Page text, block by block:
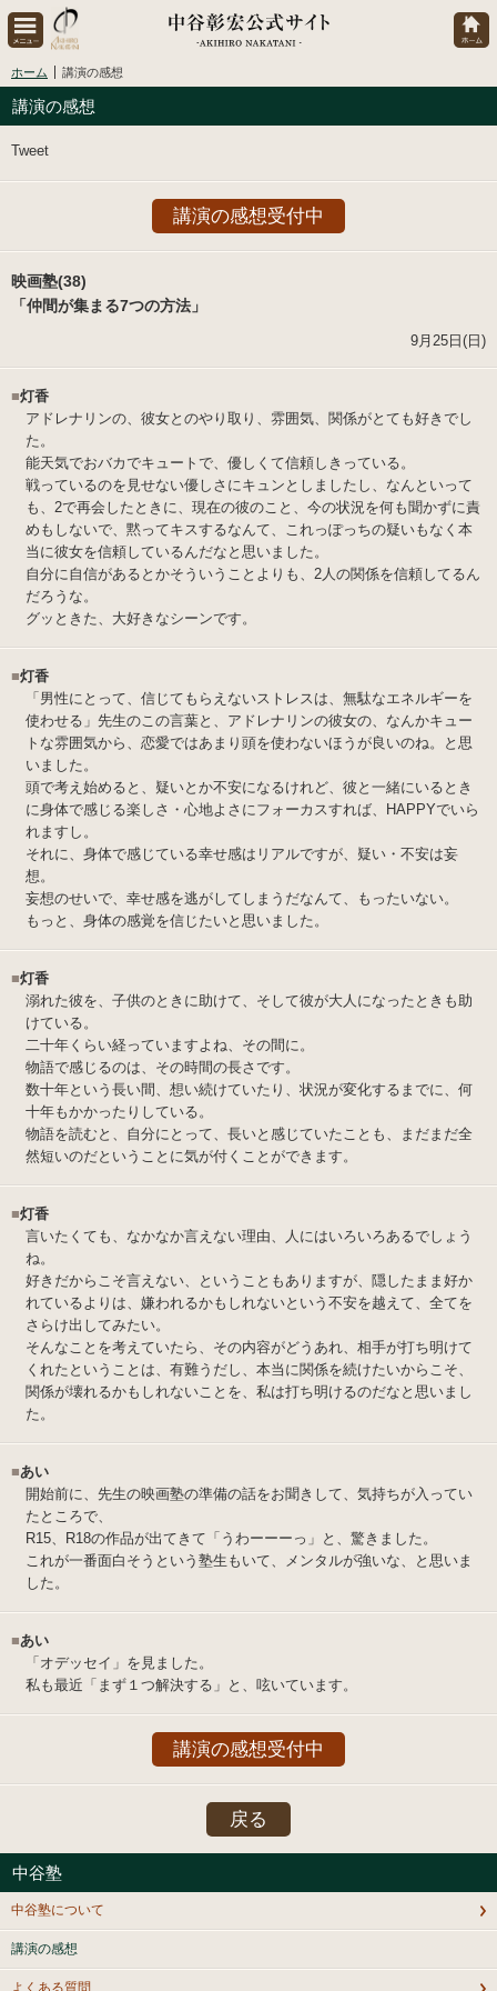
ホーム 講演の感想
講演の感想
Tweet
講演の感想受付中
映画塾(38)
「仲間が集まる7つの方法」
9月25日(日)
■灯香
アドレナリンの、彼女とのやり取り、雰囲気、関係がとても好きでし
た。
能天気でおバカでキュートで、優しくて信頼しきっている。
戦っているのを見せない優しさにキュンとしましたし、なんといって
も、2で再会したときに、現在の彼のこと、今の状況を何も聞かずに責
めもしないで、黙ってキスするなんて、これっぽっちの疑いもなく本
当に彼女を信頼しているんだなと思いました。
自分に自信があるとかそういうことよりも、2人の関係を信頼してるん
だろうな。
グッときた、大好きなシーンです。
■灯香
「男性にとって、信じてもらえないストレスは、無駄なエネルギーを
使わせる」先生のこの言葉と、アドレナリンの彼女の、なんかキュー
トな雰囲気から、恋愛ではあまり頭を使わないほうが良いのね。と思
いました。
頭で考え始めると、疑いとか不安になるけれど、彼と一緒にいるとき
に身体で感じる楽しさ・心地よさにフォーカスすれば、HAPPYでいら
れますし。
それに、身体で感じている幸せ感はリアルですが、疑い・不安は妄
想。
妄想のせいで、幸せ感を逃がしてしまうだなんて、もったいない。
もっと、身体の感覚を信じたいと思いました。
■灯香
溺れた彼を、子供のときに助けて、そして彼が大人になったときも助
けている。
二十年くらい経っていますよね、その間に。
物語で感じるのは、その時間の長さです。
数十年という長い間、想い続けていたり、状況が変化するまでに、何
十年もかかったりしている。
物語を読むと、自分にとって、長いと感じていたことも、まだまだ全
然短いのだということに気が付くことができます。
■灯香
言いたくても、なかなか言えない理由、人にはいろいろあるでしょう
ね。
好きだからこそ言えない、ということもありますが、隠したまま好か
れているよりは、嫌われるかもしれないという不安を越えて、全てを
さらけ出してみたい。
そんなことを考えていたら、その内容がどうあれ、相手が打ち明けて
くれたということは、有難うだし、本当に関係を続けたいからこそ、
関係が壊れるかもしれないことを、私は打ち明けるのだなと思いまし
た。
■あい
開始前に、先生の映画塾の準備の話をお聞きして、気持ちが入ってい
たところで、
R15、R18の作品が出てきて「うわーーーっ」と、驚きました。
これが一番面白そうという塾生もいて、メンタルが強いな、と思いま
した。
■あい
「オデッセイ」を見ました。
私も最近「まず１つ解決する」と、呟いています。
講演の感想受付中
戻る
中谷塾
中谷塾について
講演の感想